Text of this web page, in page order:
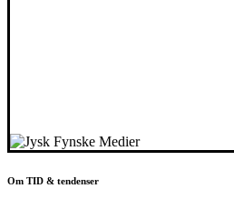
Om TID & tendenser